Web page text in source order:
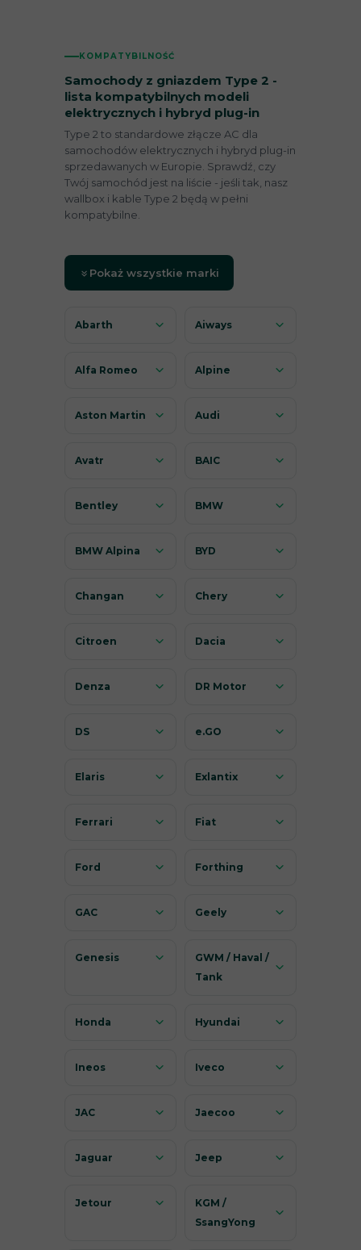
KOMPATYBILNOŚĆ
Samochody z gniazdem Type 2 -
lista kompatybilnych modeli
elektrycznych i hybryd plug-in
Type 2 to standardowe złącze AC dla
samochodów elektrycznych i hybryd plug-in
sprzedawanych w Europie. Sprawdź, czy
Twój samochód jest na liście - jeśli tak, nasz
wallbox i kable Type 2 będą w pełni
kompatybilne.
Pokaż wszystkie marki
Abarth Aiways
Alfa Romeo Alpine
Aston Martin Audi
Avatr BAIC
Bentley BMW
BMW Alpina BYD
Changan Chery
Citroen Dacia
Denza DR Motor
DS e.GO
Elaris Exlantix
Ferrari Fiat
Ford Forthing
GAC Geely
Genesis
GWM / Haval /
Tank
Honda Hyundai
Ineos Iveco
JAC Jaecoo
Jaguar Jeep
Jetour
KGM /
SsangYong